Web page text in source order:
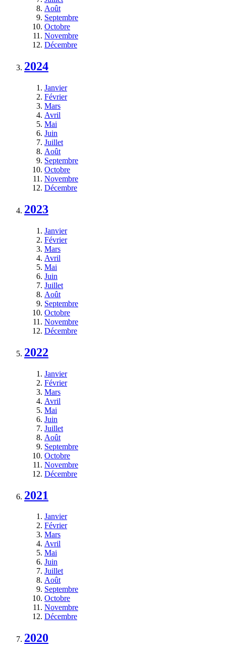
Août
Septembre
Octobre
Novembre
Décembre
2024
Janvier
Février
Mars
Avril
Mai
Juin
Juillet
Août
Septembre
Octobre
Novembre
Décembre
2023
Janvier
Février
Mars
Avril
Mai
Juin
Juillet
Août
Septembre
Octobre
Novembre
Décembre
2022
Janvier
Février
Mars
Avril
Mai
Juin
Juillet
Août
Septembre
Octobre
Novembre
Décembre
2021
Janvier
Février
Mars
Avril
Mai
Juin
Juillet
Août
Septembre
Octobre
Novembre
Décembre
2020